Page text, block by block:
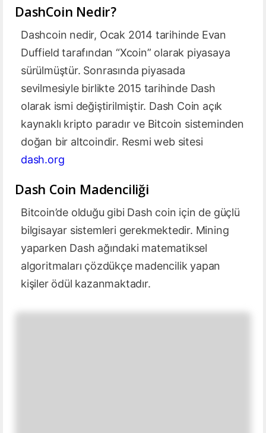
DashCoin Nedir?
Dashcoin nedir, Ocak 2014 tarihinde Evan
Duffield tarafından “Xcoin” olarak piyasaya
sürülmüştür. Sonrasında piyasada
sevilmesiyle birlikte 2015 tarihinde Dash
olarak ismi değiştirilmiştir. Dash Coin açık
kaynaklı kripto paradır ve Bitcoin sisteminden
doğan bir altcoindir. Resmi web sitesi
dash.org
Dash Coin Madenciliği
Bitcoin’de olduğu gibi Dash coin için de güçlü
bilgisayar sistemleri gerekmektedir. Mining
yaparken Dash ağındaki matematiksel
algoritmaları çözdükçe madencilik yapan
kişiler ödül kazanmaktadır.